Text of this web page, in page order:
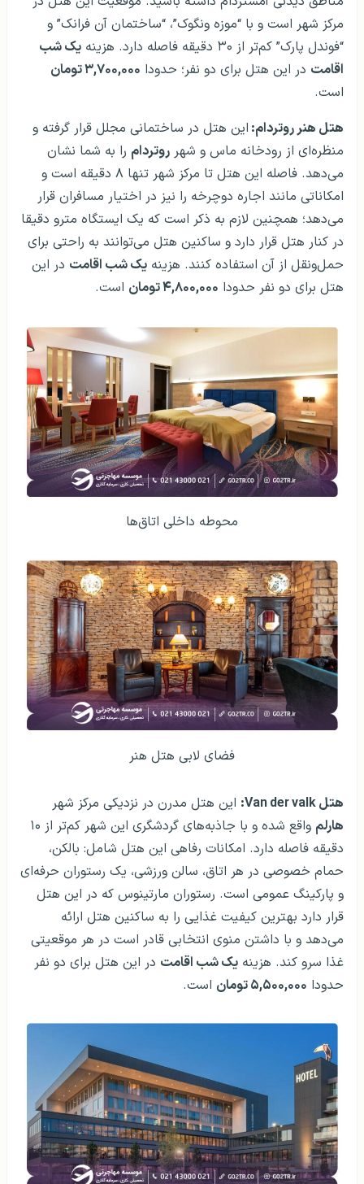
مرکز شهر است و با “موزه ونگوک”، “ساختمان آن فرانک” و
“فوندل پارک” کم‌تر از ۳۰ دقیقه فاصله دارد. هزینه
یک شب
اقامت در این هتل برای دو نفر؛ حدودا ۳,۷۰۰,۰۰۰ تومان
است.
هتل هنر روتردام: این هتل در ساختمانی مجلل قرار گرفته و
منظره‌ای از رودخانه ماس و شهر روتردام را به شما نشان
می‌دهد. فاصله این هتل تا مرکز شهر تنها ۸ دقیقه است و
امکاناتی مانند اجاره دوچرخه را نیز در اختیار مسافران قرار
می‌دهد؛ همچنین لازم به ذکر است که یک ایستگاه مترو دقیقا
در کنار هتل قرار دارد و ساکنین هتل می‌توانند به راحتی برای
حمل‌ونقل از آن استفاده کنند. هزینه یک شب اقامت در این
هتل برای دو نفر حدودا ۴,۸۰۰,۰۰۰ تومان است.
محوطه داخلی اتاق‌ها
فضای لابی هتل هنر
هتل Van der valk:
این هتل مدرن در نزدیکی مرکز شهر
هارلم
واقع شده و با جاذبه‌های گردشگری این شهر کم‌تر از ۱۰
دقیقه فاصله دارد. امکانات رفاهی این هتل شامل: بالکن،
حمام خصوصی در هر اتاق، سالن ورزشی، یک رستوران حرفه‌ای
و پارکینگ عمومی است. رستوران مارتینوس که در این هتل
قرار دارد بهترین کیفیت غذایی را به ساکنین هتل ارائه
می‌دهد و با داشتن منوی انتخابی قادر است در هر موقعیتی
غذا سرو کند. هزینه یک شب اقامت در این هتل برای دو نفر
حدودا ۵,۵۰۰,۰۰۰ تومان است.